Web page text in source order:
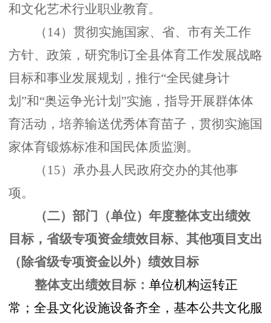
和文化艺术行业职业教育。
（ 14）贯彻实施国家、省、市有关工作
方针、政策，研究制订全县体育工作发展战略
目标和事业发展规划，推行“全民健身计
划”和“奥运争光计划”实施，指导开展群体体
育活动，培养输送优秀体育苗子，贯彻实施国
家体育锻炼标准和国民体质监测。
（ 15）承办县人民政府交办的其他事
项。
（二）部门（单位）年度整体支出绩效
目标，省级专项资金绩效目标、其他项目支出
（除省级专项资金以外）绩效目标
整体支出绩效目标： 单位机构运转正
常；全县文化设施设备齐全，基本公共文化服